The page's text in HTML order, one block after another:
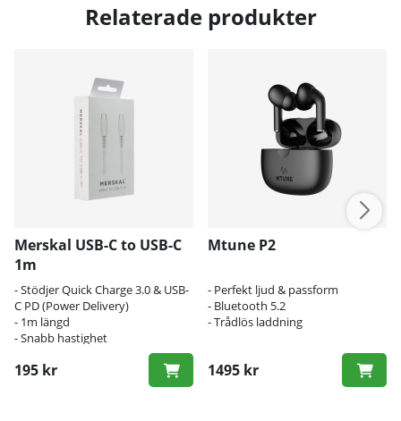
Relaterade produkter
Merskal USB-C to USB-C
1m
- Stödjer Quick Charge 3.0 & USB-
C PD (Power Delivery)
- 1m längd
- Snabb hastighet
195 kr
Mtune P2
- Perfekt ljud & passform
- Bluetooth 5.2
- Trådlös laddning
1495 kr